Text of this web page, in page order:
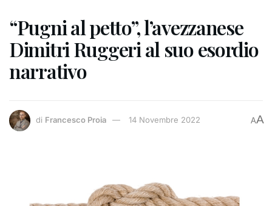
“Pugni al petto”, l’avezzanese
Dimitri Ruggeri al suo esordio
narrativo
di Francesco Proia 14 Novembre 2022 AA